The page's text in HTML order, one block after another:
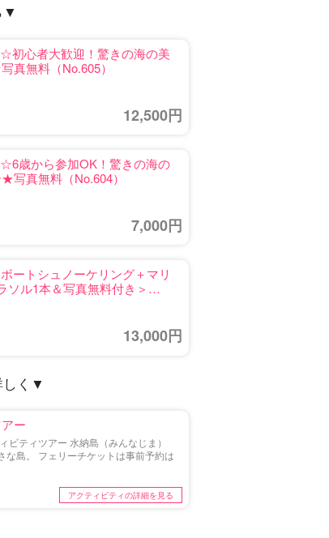
▼
初心者大歓迎！驚きの海の美
真無料（No.605）
12,500円
歳から参加OK！驚きの海の
写真無料（No.604）
7,000円
ートシュノーケリング＋マリ
ソル1本＆写真無料付き＞
13,000円
く ▼
ー
ティツアー 水納島（みんなじま）
島。 フェリーチケットは事前予約は
アクティビティの詳細を見る